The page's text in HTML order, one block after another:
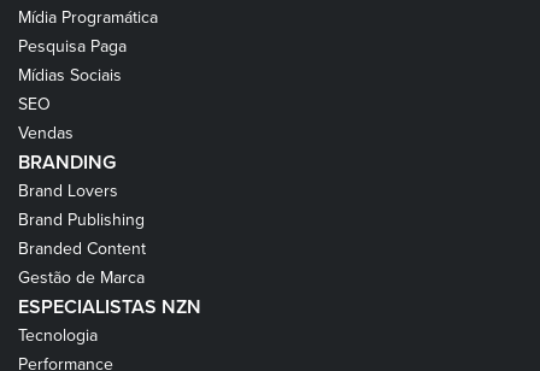
Mídia Programática
Pesquisa Paga
Mídias Sociais
SEO
Vendas
BRANDING
Brand Lovers
Brand Publishing
Branded Content
Gestão de Marca
ESPECIALISTAS NZN
Tecnologia
Performance